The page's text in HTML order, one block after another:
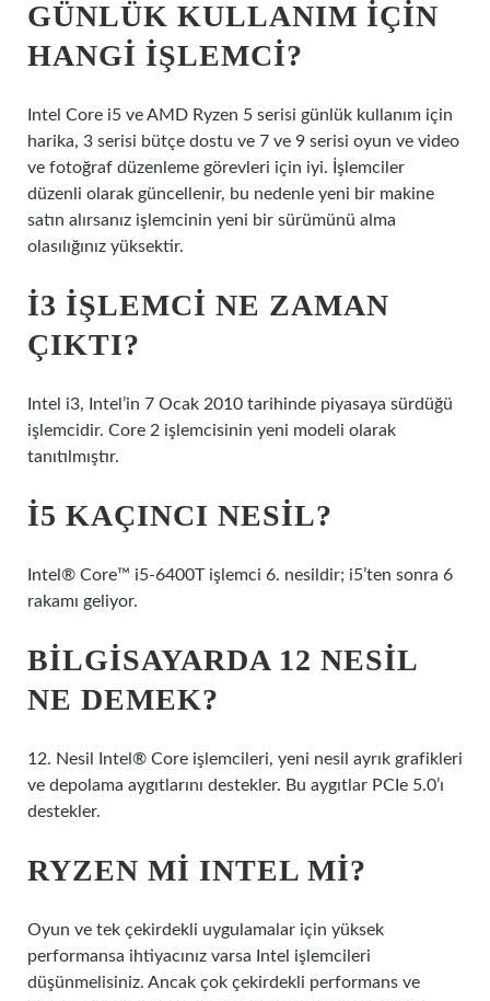
GÜNLÜK KULLANIM IÇIN
HANGI IŞLEMCI?
Intel Core i5 ve AMD Ryzen 5 serisi günlük kullanım için
harika, 3 serisi bütçe dostu ve 7 ve 9 serisi oyun ve video
ve fotoğraf düzenleme görevleri için iyi. İşlemciler
düzenli olarak güncellenir, bu nedenle yeni bir makine
satın alırsanız işlemcinin yeni bir sürümünü alma
olasılığınız yüksektir.
İ3 IŞLEMCI NE ZAMAN
ÇIKTI?
Intel i3, Intel’in 7 Ocak 2010 tarihinde piyasaya sürdüğü
işlemcidir. Core 2 işlemcisinin yeni modeli olarak
tanıtılmıştır.
I5 KAÇINCI NESIL?
Intel® Core™ i5-6400T işlemci 6. nesildir; i5’ten sonra 6
rakamı geliyor.
BILGISAYARDA 12 NESIL
NE DEMEK?
12. Nesil Intel® Core işlemcileri, yeni nesil ayrık grafikleri
ve depolama aygıtlarını destekler. Bu aygıtlar PCIe 5.0’ı
destekler.
RYZEN MI INTEL MI?
Oyun ve tek çekirdekli uygulamalar için yüksek
performansa ihtiyacınız varsa Intel işlemcileri
düşünmelisiniz. Ancak çok çekirdekli performans ve